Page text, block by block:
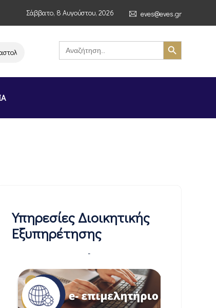
Σάββατο, 8 Αυγούστου, 2026 eves@eves.gr
λειτουργίας της αλυσίδας σούπερ μάρκετ MERE στην Ελλάδα –
Search
for:
Search Button
Υπηρεσίες Διοικητικής
Εξυπηρέτησης
-